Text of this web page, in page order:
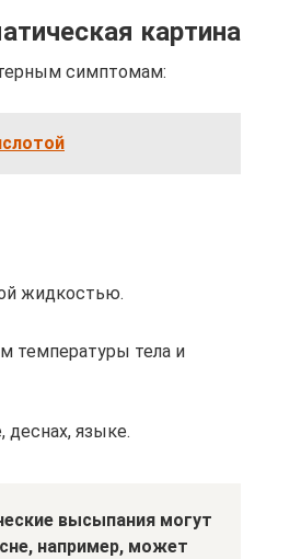
картина
симптомам:
жидкостью.
температуры тела и
деснах, языке.
высыпания могут
например, может